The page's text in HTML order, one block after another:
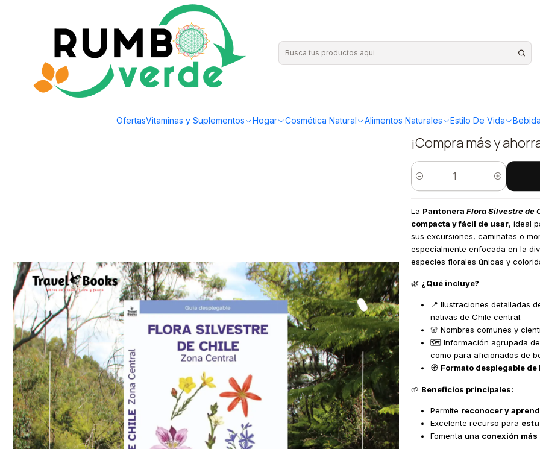
OfertasVitaminas y Suplementos Hogar Cosmética Natural Alimentos Naturales Estilo De Vida
Envío gratis por compras sobre los 59.990 en la provincia de Santiago
Plantas y Hierbas Regalos Travel Books - Flora silvestre de Chile central
Chile
¡Compra más y
Cantidad
La Pantonera Flora Silvestre de
compacta y fácil de usar, ideal
sus excursiones, caminatas o
especialmente enfocada en la
especies florales únicas y
🌿 ¿Qué incluye?
📍 Ilustraciones detalladas
nativas de Chile central.
🌸 Nombres comunes y
🗺️ Información agrupada
como para aficionados de
🧭 Formato desplegable de
🌱 Beneficios principales:
Permite reconocer y
Excelente recurso para
Fomenta una conexión